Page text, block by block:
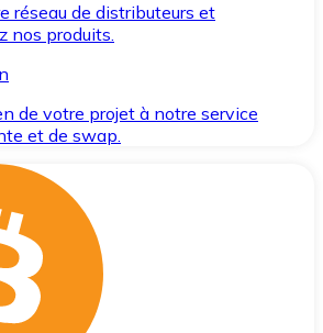
réseau de distributeurs et
nos produits.
de votre projet à notre service
et de swap.